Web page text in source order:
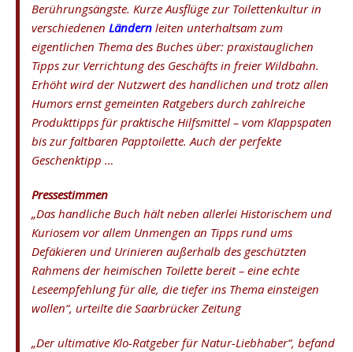
Berührungsängste. Kurze Ausflüge zur Toilettenkultur in
verschiedenen Ländern leiten unterhaltsam zum
eigentlichen Thema des Buches über: praxistauglichen
Tipps zur Verrichtung des Geschäfts in freier Wildbahn.
Erhöht wird der Nutzwert des handlichen und trotz allen
Humors ernst gemeinten Ratgebers durch zahlreiche
Produkttipps für praktische Hilfsmittel – vom Klappspaten
bis zur faltbaren Papptoilette. Auch der perfekte
Geschenktipp …
Pressestimmen
„Das handliche Buch hält neben allerlei Historischem und
Kuriosem vor allem Unmengen an Tipps rund ums
Defäkieren und Urinieren außerhalb des geschützten
Rahmens der heimischen Toilette bereit – eine echte
Leseempfehlung für alle, die tiefer ins Thema einsteigen
wollen“, urteilte die Saarbrücker Zeitung
„Der ultimative Klo-Ratgeber für Natur-Liebhaber“, befand